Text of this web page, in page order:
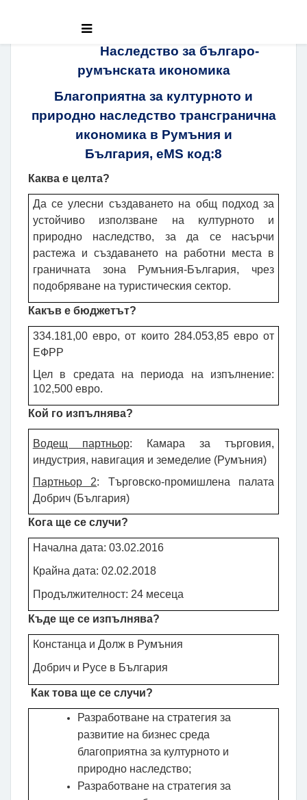
Наследство за българо-
румънската икономика
Благоприятна за културното и
природно наследство трансгранична
икономика в Румъния и
България, eMS код:8
Каква е целта?
Да се улесни създаването на общ подход за
устойчиво използване на културното и
природно наследство, за да се насърчи
растежа и създаването на работни места в
граничната зона Румъния-България, чрез
подобряване на туристическия сектор.
Какъв е бюджетът?
334.181,00 евро, от които 284.053,85 евро от
ЕФРР
Цел в средата на периода на изпълнение:
102,500 евро.
Кой го изпълнява?
Водещ партньор: Камара за търговия,
индустрия, навигация и земеделие (Румъния)
Партньор 2: Търговско-промишлена палата
Добрич (България)
Кога ще се случи?
Начална дата: 03.02.2016
Крайна дата: 02.02.2018
Продължителност: 24 месеца
Къде ще се изпълнява?
Констанца и Долж в Румъния
Добрич и Русе в България
Как това ще се случи?
Разработване на стратегия за
развитие на бизнес среда
благоприятна за културното и
природно наследство;
Разработване на стратегия за